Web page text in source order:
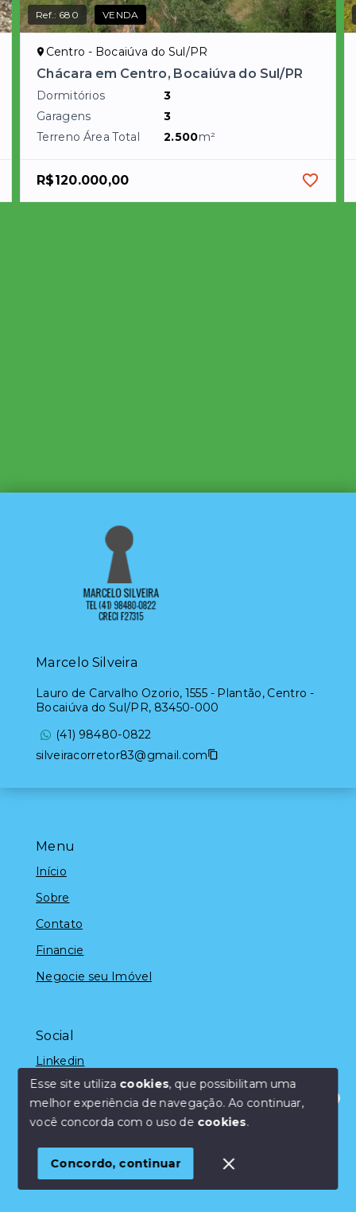
Ref.: 680 VENDA
Centro - Bocaiúva do Sul/PR
Chácara em Centro, Bocaiúva do Sul/PR
Dormitórios
3
Garagens
3
Terreno Área Total
2.500m²
R$120.000,00
Olá! Estamos disponíveis para te ajudar.
Menu
Início
Sobre
Contato
Financie
Negocie seu Imóvel
Social
Linkedin
© Copyright 2026 - Marcelo Silveira - Todos os direitos
SITE PARA IMOBILIARIA
Marcelo Silveira
Lauro de Carvalho Ozorio, 1555 - Plantão, Centro -
Bocaiúva do Sul/PR, 83450-000
(41) 98480-0822
silveiracorretor83@gmail.com
Esse site utiliza cookies, que possibilitam uma
melhor experiência de navegação.Ao continuar,
você concorda com o uso de cookies.
Concordo, continuar